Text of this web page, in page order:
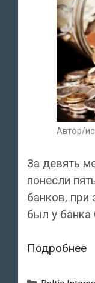
Автор/
За девять
понесли
банков,
был у банка
Подробнее